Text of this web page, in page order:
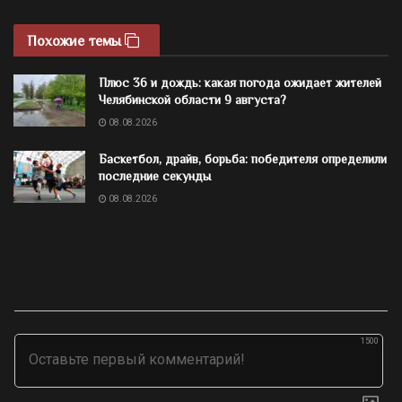
Похожие темы
Плюс 36 и дождь: какая погода ожидает жителей
Челябинской области 9 августа?
08.08.2026
Баскетбол, драйв, борьба: победителя определили
последние секунды
08.08.2026
1500